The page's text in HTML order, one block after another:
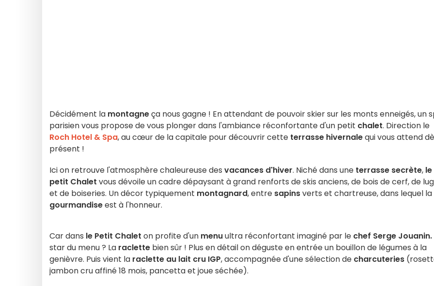
Décidément la montagneça nous gagne ! En attendant de pouvoir skier sur les monts enneigés, un
parisien vous propose de vous plonger dans l'ambiance réconfortante d'un petit chalet. Direction le
Roch Hotel & Spa, au cœur de la capitale pour découvrir cette terrasse hivernalequi vous attend
présent !
Ici on retrouve l'atmosphère chaleureuse des vacances d'hiver. Niché dans une terrasse secrète, le
petit Chalet vous dévoile un cadre dépaysant à grand renforts de skis anciens, de bois de cerf, de
et de boiseries. Un décor typiquement montagnard, entre sapinsverts et chartreuse, dans lequel la
gourmandiseest à l'honneur.
Car dans le Petit Chalet on profite d'un menuultra réconfortant imaginé par le chef Serge Jouanin.
star du menu ? La raclette bien sûr ! Plus en détail on déguste en entrée un bouillon de légumes à la
genièvre. Puis vient la raclette au lait cru IGP, accompagnée d'une sélection de charcuteries
jambon cru affiné 18 mois, pancetta et joue séchée).